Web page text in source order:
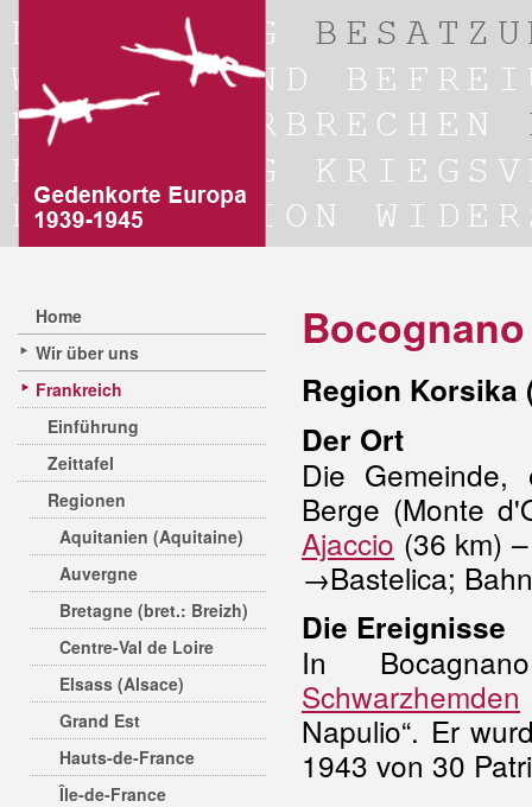
Home
Wir über uns
Frankreich
Einführung
Zeittafel
Regionen
Aquitanien (Aquitaine)
Auvergne
Bretagne (bret.: Breizh)
Centre-Val de Loire
Elsass (Alsace)
Grand Est
Hauts-de-France
Île-de-France
Bocognano
Region Korsika
Der Ort
Die
Berge (Monte
Ajaccio (36 km)
→Bastelica;
Die Ereignisse
In
Schwarzhemden
Napulio“. Er
1943 von 30